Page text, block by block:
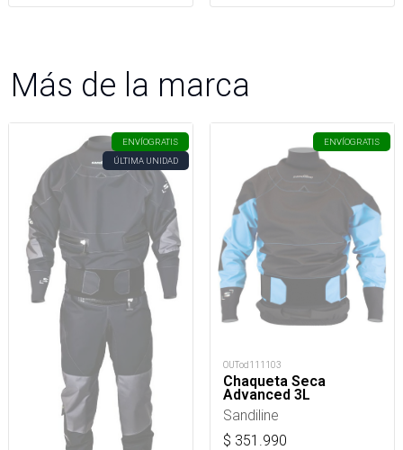
Más de la marca
ENVÍOGRATIS
ÚLTIMA UNIDAD
ENVÍOGRATIS
OUTod111103
Chaqueta Seca
Advanced 3L
Sandiline
$ 351.990